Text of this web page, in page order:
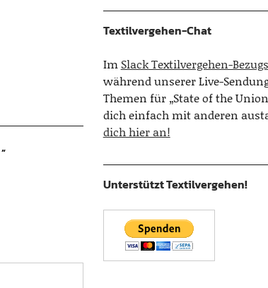
”
Textilvergehen-Chat
Im Slack Textilvergehen-
während unserer Live-
Themen für „State of the
dich einfach mit anderen
dich hier an!
Unterstützt Textilvergehen!